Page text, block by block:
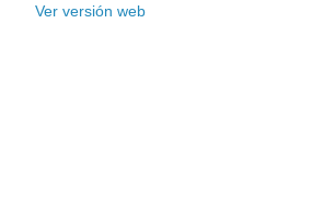
Ver versión web